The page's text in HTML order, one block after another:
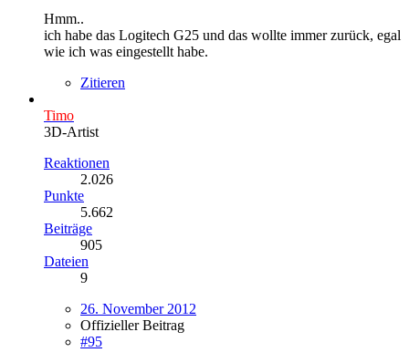
Hmm..
ich habe das Logitech G25 und das wollte immer zurück, egal
wie ich was eingestellt habe.
Zitieren
Timo
3D-Artist
Reaktionen
2.026
Punkte
5.662
Beiträge
905
Dateien
9
26. November 2012
Offizieller Beitrag
#95